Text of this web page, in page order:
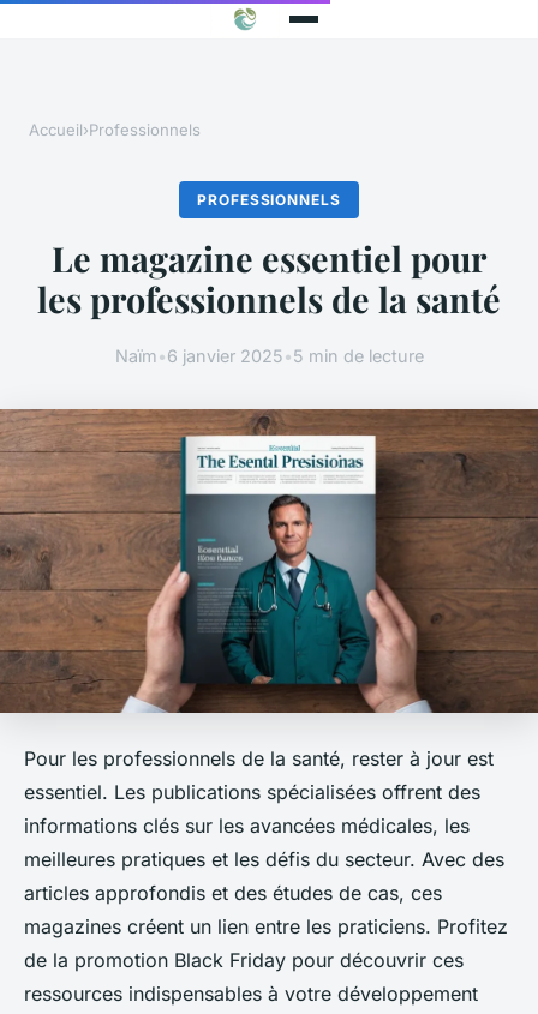
Accueil›Professionnels
PROFESSIONNELS
Le magazine essentiel pour
les professionnels de la santé
Naïm•6 janvier 2025•5 min de lecture
Pour les professionnels de la santé, rester à jour est
essentiel. Les publications spécialisées offrent des
informations clés sur les avancées médicales, les
meilleures pratiques et les défis du secteur. Avec des
articles approfondis et des études de cas, ces
magazines créent un lien entre les praticiens. Profitez
de la promotion Black Friday pour découvrir ces
ressources indispensables à votre développement